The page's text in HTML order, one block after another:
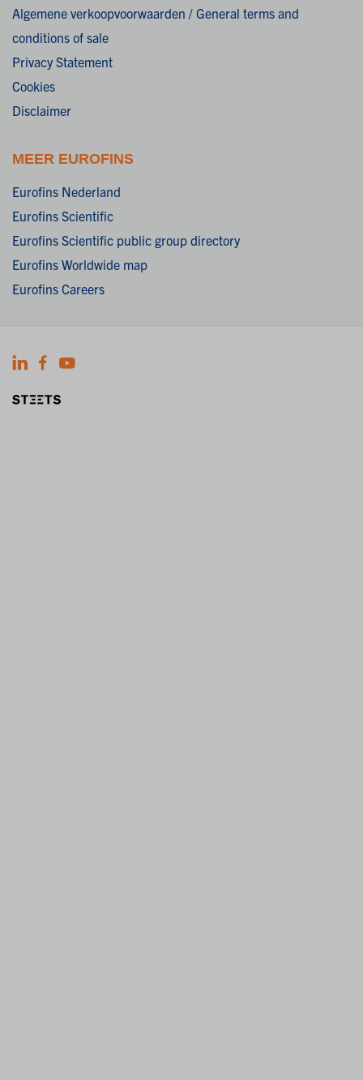
Algemene verkoopvoorwaarden / General terms and
conditions of sale
Privacy Statement
Cookies
Disclaimer
MEER EUROFINS
Eurofins Nederland
Eurofins Scientific
Eurofins Scientific public group directory
Eurofins Worldwide map
Eurofins Careers